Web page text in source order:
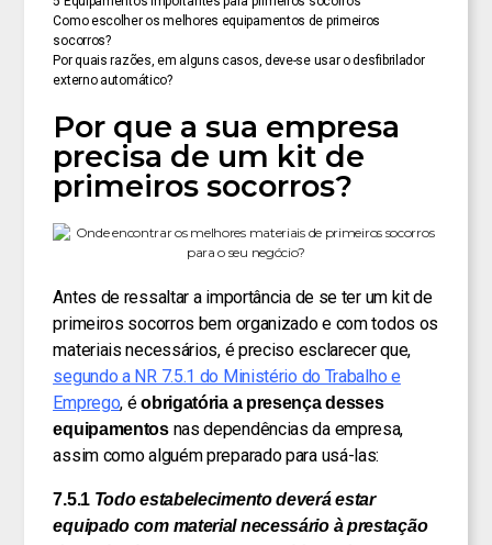
Como escolher os melhores equipamentos de primeiros
socorros?
Por quais razões, em alguns casos, deve-se usar o desfibrilador
externo automático?
Por que a sua empresa
precisa de um kit de
primeiros socorros?
Antes de ressaltar a importância de se ter um kit de
primeiros socorros bem organizado e com todos os
materiais necessários, é preciso esclarecer que,
segundo a NR 7.5.1 do Ministério do Trabalho e
Emprego, éobrigatória a presença desses
equipamentosnas dependências da empresa,
assim como alguém preparado para usá-las:
7.5.1 Todo estabelecimento deverá estar
equipado com material necessário à prestação